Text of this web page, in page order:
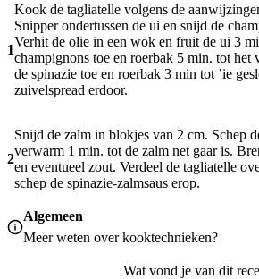
1
Kook de tagliatelle volgens de
Snipper ondertussen de ui en snijd de
Verhit de olie in een wok en fruit de ui 3
champignons toe en roerbak 5 min. tot het
de spinazie toe en roerbak 3 min tot ’ie
zuivelspread erdoor.
2
Snijd de zalm in blokjes van 2 cm. Schep
verwarm 1 min. tot de zalm net gaar is.
en eventueel zout. Verdeel de tagliatelle
schep de spinazie-zalmsaus erop.
Algemeen
Meer weten overkooktechnieken?
Wat vond je van dit